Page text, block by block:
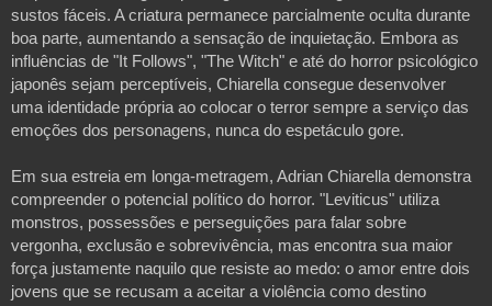
sustos fáceis. A criatura permanece parcialmente oculta durante
boa parte, aumentando a sensação de inquietação. Embora as
influências de "It Follows", "The Witch" e até do horror psicológico
japonês sejam perceptíveis, Chiarella consegue desenvolver
uma identidade própria ao colocar o terror sempre a serviço das
emoções dos personagens, nunca do espetáculo gore.
Em sua estreia em longa-metragem, Adrian Chiarella demonstra
compreender o potencial político do horror. "Leviticus" utiliza
monstros, possessões e perseguições para falar sobre
vergonha, exclusão e sobrevivência, mas encontra sua maior
força justamente naquilo que resiste ao medo: o amor entre dois
jovens que se recusam a aceitar a violência como destino